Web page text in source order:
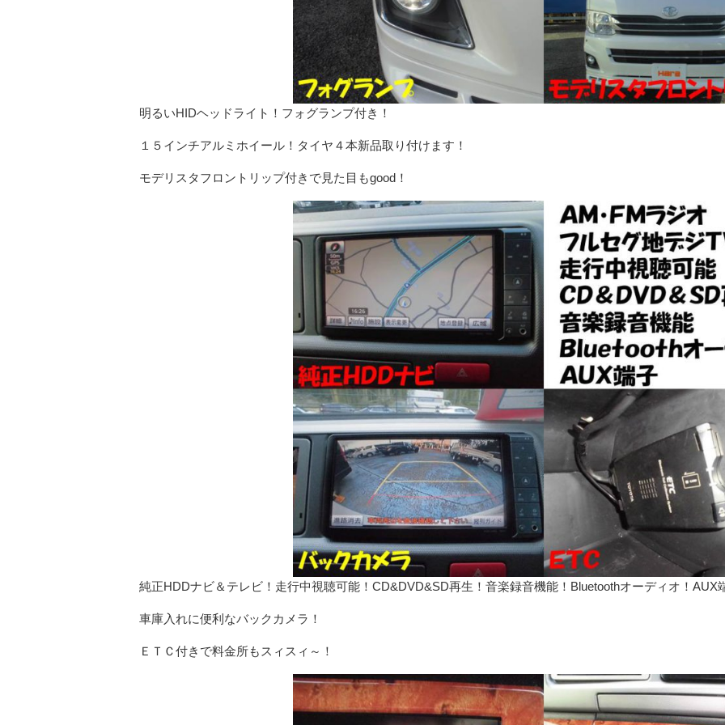
明るいHIDヘッドライト！フォグランプ付き！
１５インチアルミホイール！タイヤ４本新品取り付けます！
モデリスタフロントリップ付きで見た目もgood！
純正HDDナビ＆テレビ！走行中視聴可能！CD&DVD&SD再生！音楽録音機能！Bluetoothオーディオ！AUX
車庫入れに便利なバックカメラ！
ＥＴＣ付きで料金所もスィスィ～！